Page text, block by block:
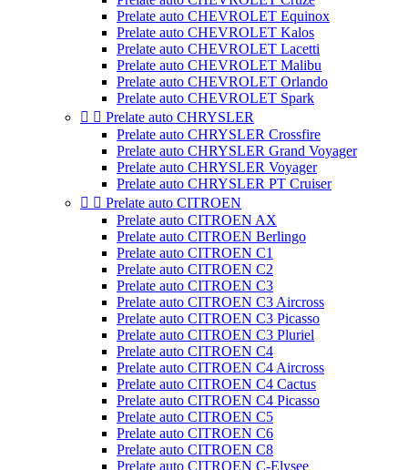
Prelate auto CHEVROLET Equinox
Prelate auto CHEVROLET Kalos
Prelate auto CHEVROLET Lacetti
Prelate auto CHEVROLET Malibu
Prelate auto CHEVROLET Orlando
Prelate auto CHEVROLET Spark
  Prelate auto CHRYSLER
Prelate auto CHRYSLER Crossfire
Prelate auto CHRYSLER Grand Voyager
Prelate auto CHRYSLER Voyager
Prelate auto CHRYSLER PT Cruiser
  Prelate auto CITROEN
Prelate auto CITROEN AX
Prelate auto CITROEN Berlingo
Prelate auto CITROEN C1
Prelate auto CITROEN C2
Prelate auto CITROEN C3
Prelate auto CITROEN C3 Aircross
Prelate auto CITROEN C3 Picasso
Prelate auto CITROEN C3 Pluriel
Prelate auto CITROEN C4
Prelate auto CITROEN C4 Aircross
Prelate auto CITROEN C4 Cactus
Prelate auto CITROEN C4 Picasso
Prelate auto CITROEN C5
Prelate auto CITROEN C6
Prelate auto CITROEN C8
Prelate auto CITROEN C-Elysee